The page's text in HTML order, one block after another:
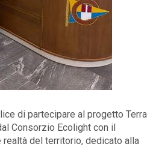
di partecipare al progetto Terra
Consorzio Ecolight con il
realtà del territorio, dedicato alla